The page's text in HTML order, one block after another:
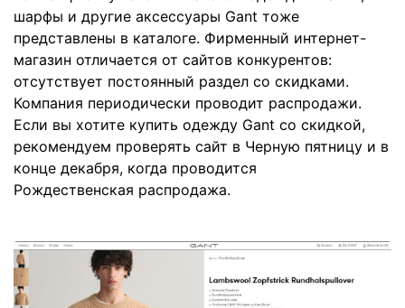
шарфы и другие аксессуары Gant тоже
представлены в каталоге. Фирменный интернет-
магазин отличается от сайтов конкурентов:
отсутствует постоянный раздел со скидками.
Компания периодически проводит распродажи.
Если вы хотите купить одежду Gant со скидкой,
рекомендуем проверять сайт в Черную пятницу и в
конце декабря, когда проводится
Рождественская распродажа.